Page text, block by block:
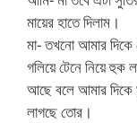
মায়ের হাতে দিলাম।
মা- তখনো আমার দিকে
গলিয়ে টেনে নিয়ে হুক
আছে বলে আমার
লাগছে তোর।